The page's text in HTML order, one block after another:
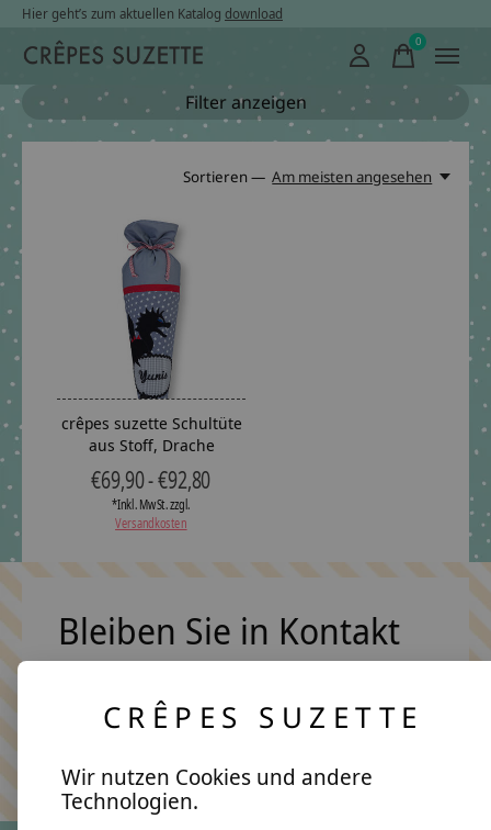
Hier geht’s zum aktuellen Katalog download
0items
Filter anzeigen
Sortieren — Am meisten angesehen
crêpes suzette Schultüte
aus Stoff, Drache
€69,90 - €92,80
*Inkl. MwSt. zzgl.
Versandkosten
Bleiben Sie in Kontakt
CRÊPES SUZETTE
Wir nutzen Cookies und andere
Technologien.